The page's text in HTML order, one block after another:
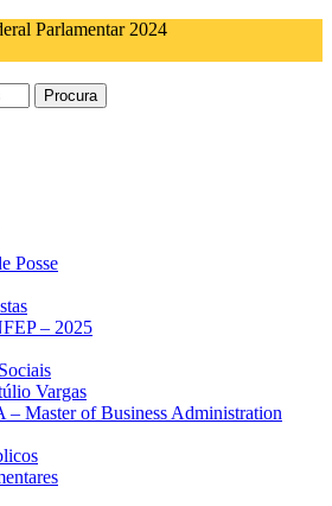
Parlamentar 2024
Procura
Posse
– 2025
Vargas
– Master of Business Administration